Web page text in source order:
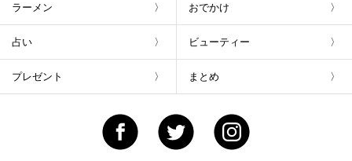
ラーメン おでかけ
占い ビューティー
プレゼント まとめ